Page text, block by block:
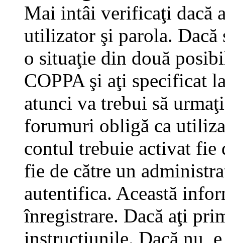
Mai intâi verificaţi dacă
utilizator şi parola. Dacă
o situaţie din două
COPPA şi aţi specificat
atunci va trebui să
forumuri obligă ca
contul trebuie activat fie
fie de către un
autentifica. Această
înregistrare. Dacă aţi
instrucţiunile. Dacă nu,